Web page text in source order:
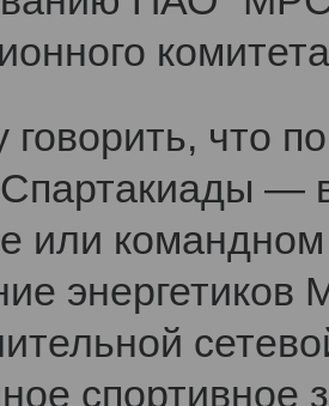
говорить, что
—
или
энергетиков